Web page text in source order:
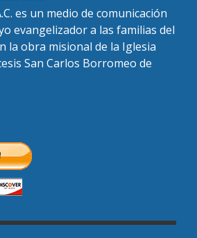
es un medio de comunicación
evangelizador a las familias del
la obra misional de la Iglesia
San Carlos Borromeo de